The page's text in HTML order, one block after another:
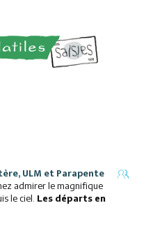
ULM et Parapente
admirer le magnifique
le ciel. Les départs en